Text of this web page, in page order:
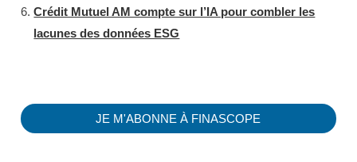
Crédit Mutuel AM compte sur l’IA pour combler les
lacunes des données ESG
JE M'ABONNE À FINASCOPE